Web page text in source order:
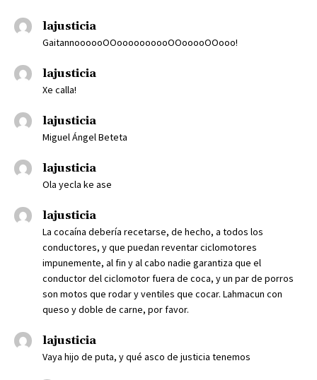
lajusticia
GaitannoooooOOoooooooooOOooooOOooo!
lajusticia
Xe calla!
lajusticia
Miguel Ángel Beteta
lajusticia
Ola yecla ke ase
lajusticia
La cocaína debería recetarse, de hecho, a todos los
conductores, y que puedan reventar ciclomotores
impunemente, al fin y al cabo nadie garantiza que el
conductor del ciclomotor fuera de coca, y un par de porros
son motos que rodar y ventiles que cocar. Lahmacun con
queso y doble de carne, por favor.
lajusticia
Vaya hijo de puta, y qué asco de justicia tenemos